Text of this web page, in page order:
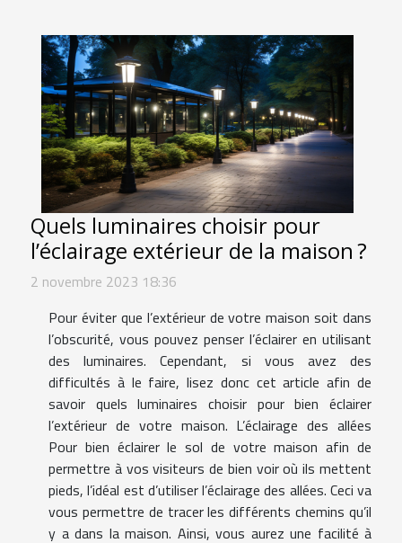
Quels luminaires choisir pour
l’éclairage extérieur de la maison ?
2 novembre 2023 18:36
Pour éviter que l’extérieur de votre maison soit dans
l’obscurité, vous pouvez penser l’éclairer en utilisant
des luminaires. Cependant, si vous avez des
difficultés à le faire, lisez donc cet article afin de
savoir quels luminaires choisir pour bien éclairer
l’extérieur de votre maison. L’éclairage des allées
Pour bien éclairer le sol de votre maison afin de
permettre à vos visiteurs de bien voir où ils mettent
pieds, l’idéal est d’utiliser l’éclairage des allées. Ceci va
vous permettre de tracer les différents chemins qu’il
y a dans la maison. Ainsi, vous aurez une facilité à